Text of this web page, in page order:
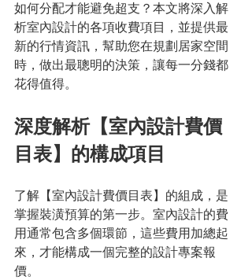
如何分配才能避免超支？本文將深入解
析室內設計的各項收費項目，並提供最
新的行情資訊，幫助您在規劃居家空間
時，做出最聰明的決策，讓每一分錢都
花得值得。
深度解析【室內設計費價
目表】的構成項目
了解【室內設計費價目表】的組成，是
掌握裝潢預算的第一步。室內設計的費
用通常包含多個環節，這些費用加總起
來，才能構成一個完整的設計專案報
價。